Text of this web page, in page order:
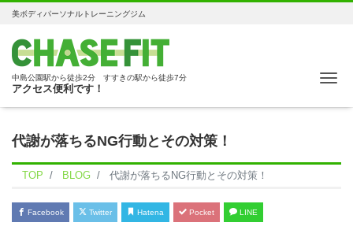
美ボディパーソナルトレーニングジム
中島公園駅から徒歩2分 すすきの駅から徒歩7分
アクセス便利です！
代謝が落ちるNG行動とその対策！
TOP BLOG 代謝が落ちるNG行動とその対策！
Facebook Twitter Hatena Pocket LINE